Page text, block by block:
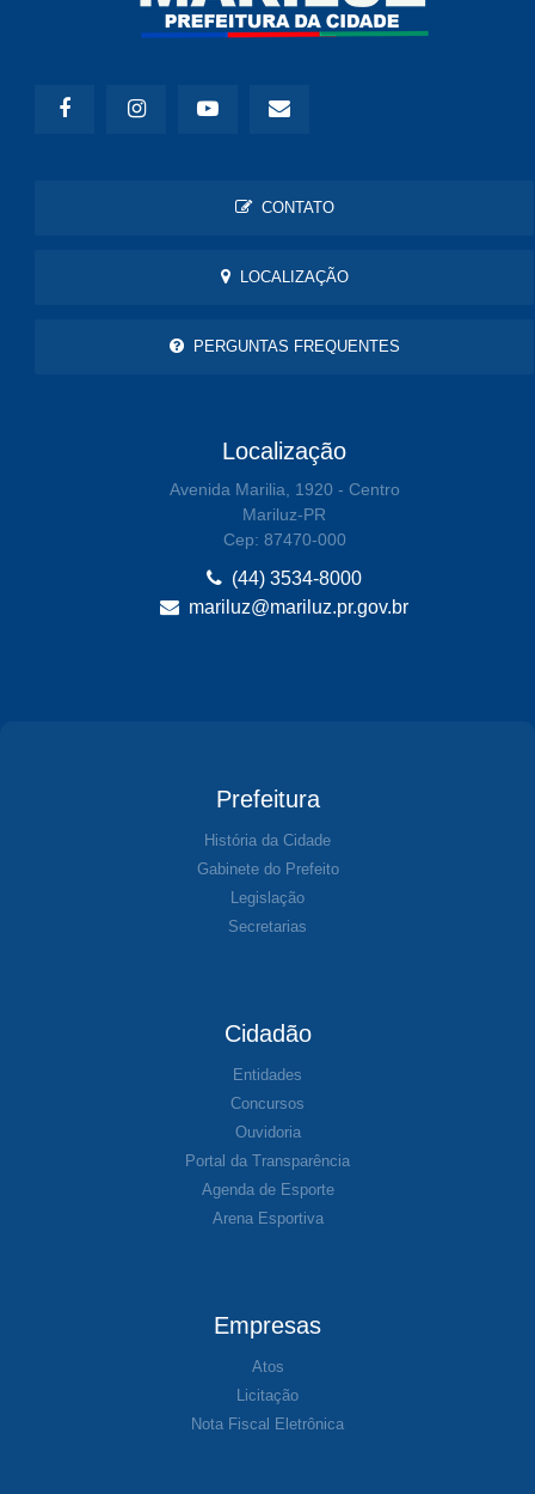
CONTATO
LOCALIZAÇÃO
PERGUNTAS FREQUENTES
Localização
Avenida Marilia, 1920 - Centro
Mariluz-PR
Cep: 87470-000
(44) 3534-8000
mariluz@mariluz.pr.gov.br
Prefeitura
História da Cidade
Gabinete do Prefeito
Legislação
Secretarias
Cidadão
Entidades
Concursos
Ouvidoria
Portal da Transparência
Agenda de Esporte
Arena Esportiva
Empresas
Atos
Licitação
Nota Fiscal Eletrônica